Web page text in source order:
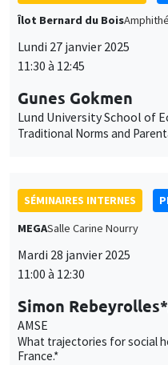
Îlot Bernard du Bois
Lundi 27 janvier 2025
11:30 à 12:45
Gunes Gokmen
Lund University School of
Traditional Norms and
SÉMINAIRES INTERNES
MEGASalle Carine Nourry
Mardi 28 janvier 2025
11:00 à 12:30
Simon
AMSE
What trajectories for social
France.*